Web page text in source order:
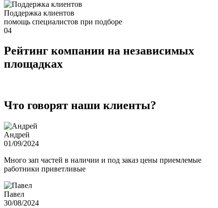
Поддержка клиентов
помощь специалистов при подборе
04
Рейтинг компании на независимых
площадках
Что говорят наши клиенты?
Андрей
01/09/2024
Много зап частей в наличии и под заказ цены приемлемые
работники приветливые
Павел
30/08/2024